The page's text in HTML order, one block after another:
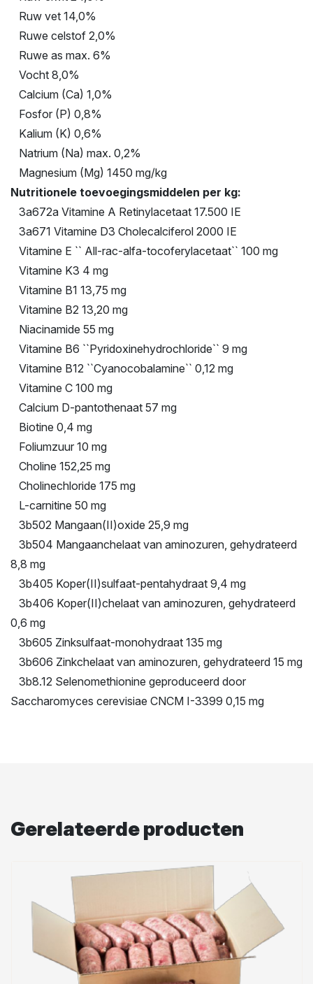
Ruw vet 14,0%
Ruwe celstof 2,0%
Ruwe as max. 6%
Vocht 8,0%
Calcium (Ca) 1,0%
Fosfor (P) 0,8%
Kalium (K) 0,6%
Natrium (Na) max. 0,2%
Magnesium (Mg) 1450 mg/kg
Nutritionele toevoegingsmiddelen per kg:
3a672a Vitamine A Retinylacetaat 17.500 IE
3a671 Vitamine D3 Cholecalciferol 2000 IE
Vitamine E `` All-rac-alfa-tocoferylacetaat`` 100 mg
Vitamine K3 4 mg
Vitamine B1 13,75 mg
Vitamine B2 13,20 mg
Niacinamide 55 mg
Vitamine B6 ``Pyridoxinehydrochloride`` 9 mg
Vitamine B12 ``Cyanocobalamine`` 0,12 mg
Vitamine C 100 mg
Calcium D-pantothenaat 57 mg
Biotine 0,4 mg
Foliumzuur 10 mg
Choline 152,25 mg
Cholinechloride 175 mg
L-carnitine 50 mg
3b502 Mangaan(II)oxide 25,9 mg
3b504 Mangaanchelaat van aminozuren, gehydrateerd
8,8 mg
3b405 Koper(II)sulfaat-pentahydraat 9,4 mg
3b406 Koper(II)chelaat van aminozuren, gehydrateerd
0,6 mg
3b605 Zinksulfaat-monohydraat 135 mg
3b606 Zinkchelaat van aminozuren, gehydrateerd 15 mg
3b8.12 Selenomethionine geproduceerd door
Saccharomyces cerevisiae CNCM I-3399 0,15 mg
Gerelateerde producten